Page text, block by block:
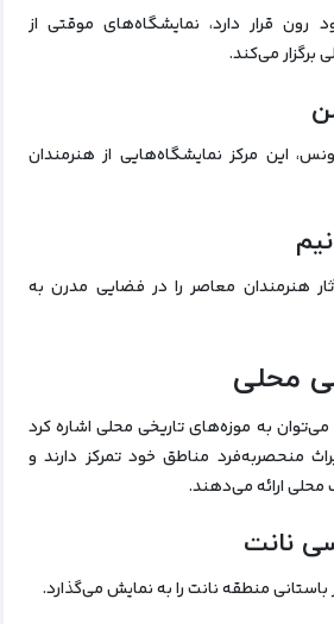
رون قرار دارد، نمایشگاه‌های موقتی از
برگزار می‌کند.
این مرکز نمایشگاه‌هایی از هنرمندان
هنرمندان معاصر را در فضایی مدرن به
محلی
می‌توان به موزه‌های تاریخی محلی اشاره کرد
منحصربه‌فرد مناطق خود تمرکز دارند و
محلی ارائه می‌دهند.
نانت
باستانی منطقه نانت را به نمایش می‌گذارد.